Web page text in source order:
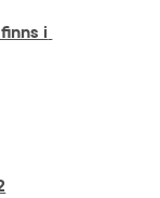
ny flik.
i
eller ny flik.